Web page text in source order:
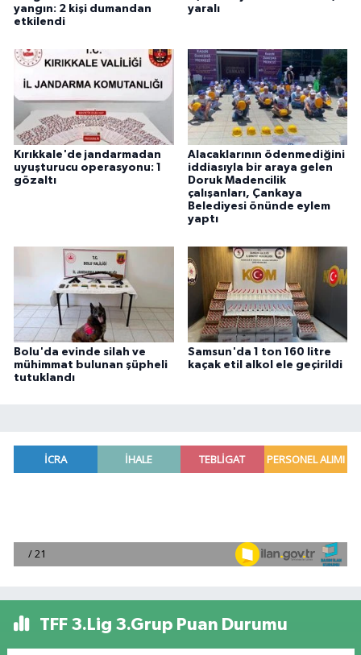
yangın: 2 kişi dumandan
etkilendi
yaralı
Kırıkkale'de jandarmadan
uyuşturucu operasyonu: 1
gözaltı
Alacaklarının ödenmediğini
iddiasıyla bir araya gelen
Doruk Madencilik
çalışanları, Çankaya
Belediyesi önünde eylem
yaptı
Bolu'da evinde silah ve
mühimmat bulunan şüpheli
tutuklandı
Samsun'da 1 ton 160 litre
kaçak etil alkol ele geçirildi
TFF 3.Lig 3.Grup Puan Durumu